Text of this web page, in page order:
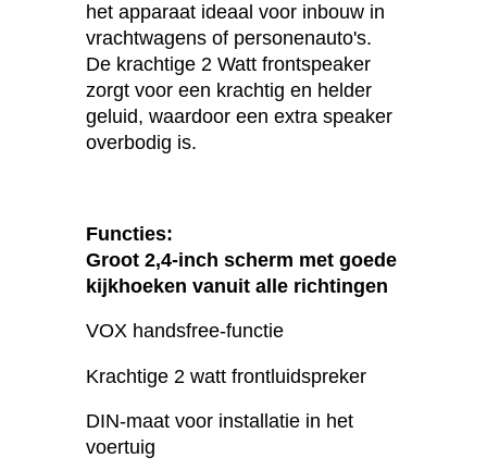
het apparaat ideaal voor inbouw in
vrachtwagens of personenauto's.
De krachtige 2 Watt frontspeaker
zorgt voor een krachtig en helder
geluid, waardoor een extra speaker
overbodig is.
Functies:
Groot 2,4-inch scherm met goede
kijkhoeken vanuit alle richtingen
VOX handsfree-functie
Krachtige 2 watt frontluidspreker
DIN-maat voor installatie in het
voertuig